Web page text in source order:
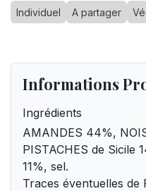
Individuel A partager
Informations
Ingrédients
AMANDES 44%,
PISTACHES de Sicile
11%, sel.
Traces éventuelles de